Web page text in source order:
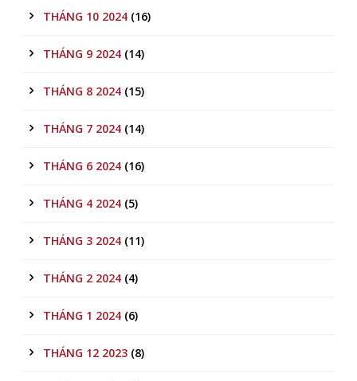
THÁNG 10 2024 (16)
THÁNG 9 2024 (14)
THÁNG 8 2024 (15)
THÁNG 7 2024 (14)
THÁNG 6 2024 (16)
THÁNG 4 2024 (5)
THÁNG 3 2024 (11)
THÁNG 2 2024 (4)
THÁNG 1 2024 (6)
THÁNG 12 2023 (8)